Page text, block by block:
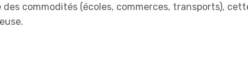
commodités (écoles, commerces, transports),